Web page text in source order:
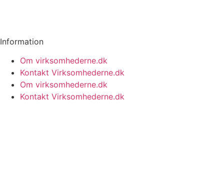
Information
Om virksomhederne.dk
Kontakt Virksomhederne.dk
Om virksomhederne.dk
Kontakt Virksomhederne.dk